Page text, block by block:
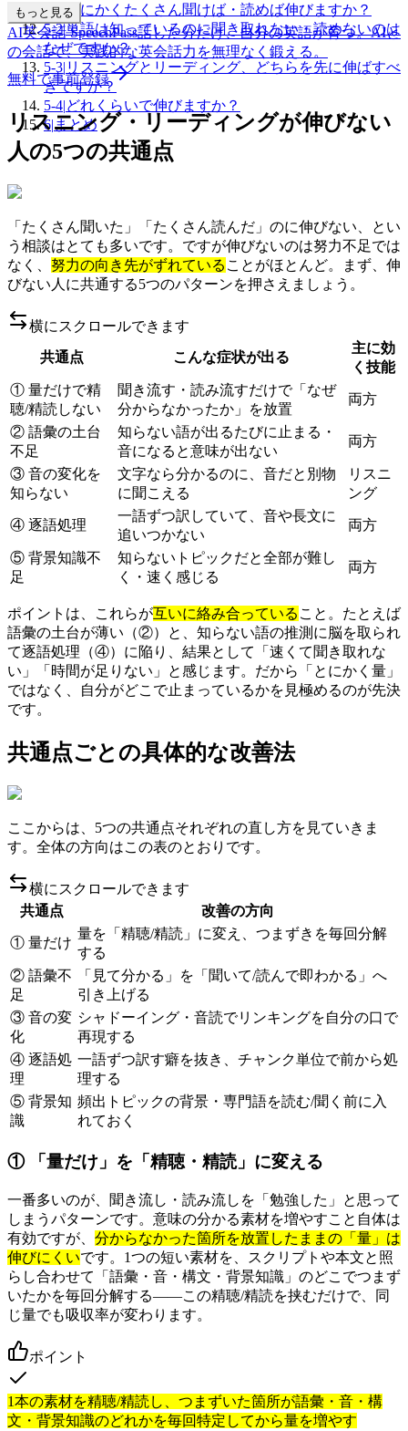
5-1 |とにかくたくさん聞けば・読めば伸びますか？
5-2|単語は知っているのに聞き取れない・読めないのは
なぜですか？
5-3| リスニングとリーディング、どちらを先に伸ばすべ
きですか？
5-4|どれくらいで伸びますか？
6|まとめ
もっと見る
AI英会話 SpeechPass話した分だけ、自分の英語が育つ。AIと
の会話で、実践的な英会話力を無理なく鍛える。
無料で事前登録
リスニング・リーディングが伸びない
人の5つの共通点
「たくさん聞いた」「たくさん読んだ」のに伸びない、とい
う相談はとても多いです。ですが伸びないのは努力不足では
なく、 努力の向き先がずれている ことがほとんど。まず、伸
びない人に共通する5つのパターンを押さえましょう。
横にスクロールできます
共通点
こんな症状が出る
主に効
く技能
① 量だけで精
聴/精読しない
聞き流す・読み流すだけで「なぜ
分からなかったか」を放置
両方
② 語彙の土台
不足
知らない語が出るたびに止まる・
音になると意味が出ない
両方
③ 音の変化を
知らない
文字なら分かるのに、音だと別物
に聞こえる
リスニ
ング
④ 逐語処理
一語ずつ訳していて、音や長文に
追いつかない
両方
⑤ 背景知識不
足
知らないトピックだと全部が難し
く・速く感じる
両方
ポイントは、これらが互いに絡み合っている こと。たとえば
語彙の土台が薄い（②）と、知らない語の推測に脳を取られ
て逐語処理（④）に陥り、結果として「速くて聞き取れな
い」「時間が足りない」と感じます。だから「とにかく量」
ではなく、自分がどこで止まっているかを見極めるのが先決
です。
共通点ごとの具体的な改善法
ここからは、5つの共通点それぞれの直し方を見ていきま
す。全体の方向はこの表のとおりです。
横にスクロールできます
共通点
改善の方向
① 量だけ
量を「精聴/精読」に変え、つまずきを毎回分解
する
② 語彙不
足
「見て分かる」を「聞いて/読んで即わかる」へ
引き上げる
③ 音の変
化
シャドーイング・音読でリンキングを自分の口で
再現する
④ 逐語処
理
一語ずつ訳す癖を抜き、チャンク単位で前から処
理する
⑤ 背景知
識
頻出トピックの背景・専門語を読む/聞く前に入
れておく
① 「量だけ」を「精聴・精読」に変える
一番多いのが、聞き流し・読み流しを「勉強した」と思って
しまうパターンです。意味の分かる素材を増やすこと自体は
有効ですが、 分からなかった箇所を放置したままの「量」は
伸びにくいです。1つの短い素材を、スクリプトや本文と照
らし合わせて「語彙・音・構文・背景知識」のどこでつまず
いたかを毎回分解する——この精聴/精読を挟むだけで、同
じ量でも吸収率が変わります。
ポイント
1本の素材を精聴/精読し、つまずいた箇所が語彙・音・構
文・背景知識のどれかを毎回特定してから量を増やす